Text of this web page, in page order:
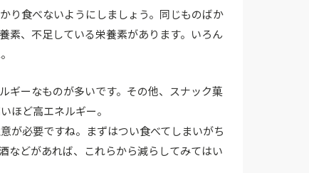
り食べないようにしましょう。同じものばか
素、不足している栄養素があります。いろん
ギーなものが多いです。その他、スナック菓
ほど高エネルギー。
が必要ですね。まずはつい食べてしまいがち
などがあれば、これらから減らしてみてはい